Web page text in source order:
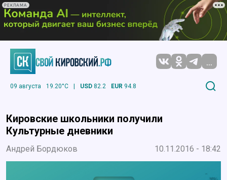
РЕКЛАМА
...
09 августа 19.20°C | USD 82.2 EUR 94.8
Кировские школьники получили
Культурные дневники
Андрей Бордюков 10.11.2016 - 18:42